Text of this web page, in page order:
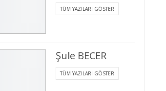
TÜM YAZILARI GÖSTER
Şule BECER
TÜM YAZILARI GÖSTER